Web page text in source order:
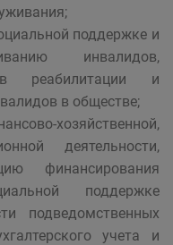
поддержке и
инвалидов,
реабилитации и
в обществе;
хозяйственной,
деятельности,
финансирования
поддержке
подведомственных
учета и